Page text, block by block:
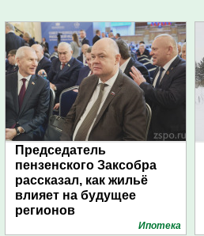
Председатель
пензенского Заксобра
рассказал, как жильё
влияет на будущее
регионов
Ипотека